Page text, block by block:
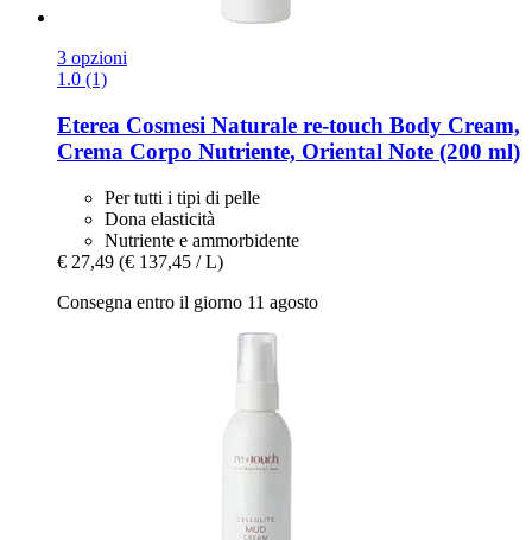
3 opzioni
1.0 (1)
Eterea Cosmesi Naturale re-​touch Body Cream,
Crema Corpo Nutriente, Oriental Note (200 ml)
Per tutti i tipi di pelle
Dona elasticità
Nutriente e ammorbidente
€ 27,49 (€ 137,45 / L)
Consegna entro il giorno 11 agosto